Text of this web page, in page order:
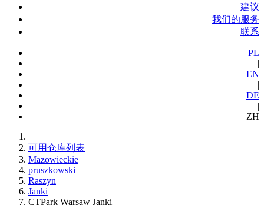
建议
我们的服务
联系
PL
|
EN
|
DE
|
ZH
可用仓库列表
Mazowieckie
pruszkowski
Raszyn
Janki
CTPark Warsaw Janki